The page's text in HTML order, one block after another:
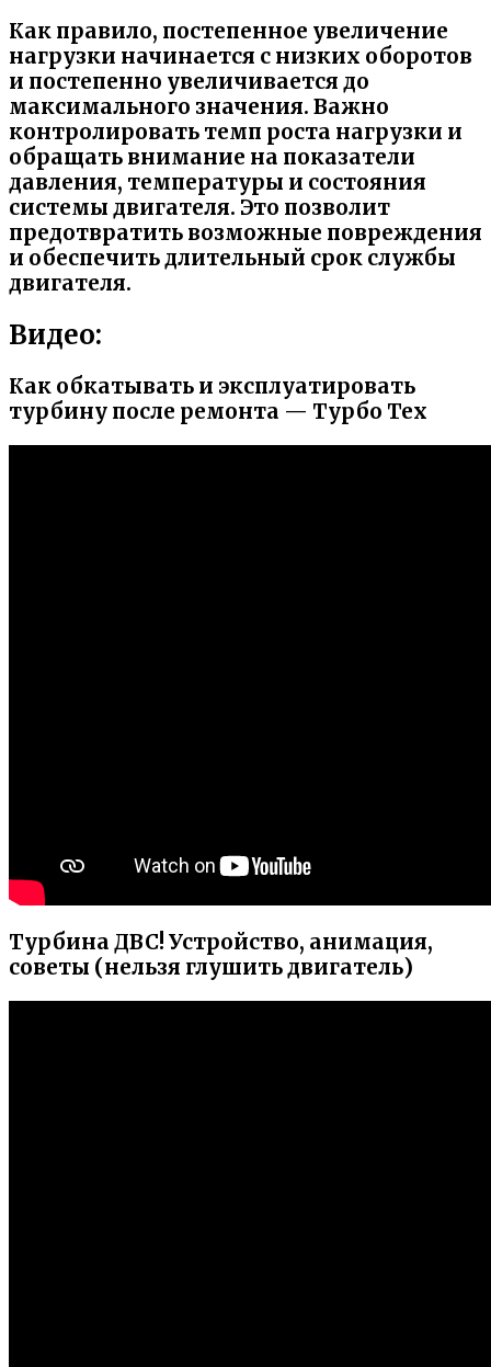
Как правило, постепенное увеличение
нагрузки начинается с низких оборотов
и постепенно увеличивается до
максимального значения. Важно
контролировать темп роста нагрузки и
обращать внимание на показатели
давления, температуры и состояния
системы двигателя. Это позволит
предотвратить возможные повреждения
и обеспечить длительный срок службы
двигателя.
Видео:
Как обкатывать и эксплуатировать
турбину после ремонта — Турбо Тех
Турбина ДВС! Устройство, анимация,
советы (нельзя глушить двигатель)